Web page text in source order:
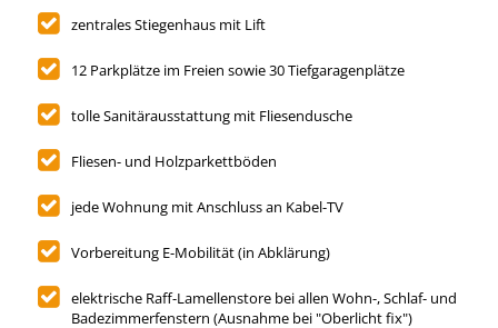
zentrales Stiegenhaus mit Lift
12 Parkplätze im Freien sowie 30 Tiefgaragenplätze
tolle Sanitärausstattung mit Fliesendusche
Fliesen- und Holzparkettböden
jede Wohnung mit Anschluss an Kabel-TV
Vorbereitung E-Mobilität (in Abklärung)
elektrische Raff-Lamellenstore bei allen Wohn-, Schlaf- und
Badezimmerfenstern (Ausnahme bei "Oberlicht fix")